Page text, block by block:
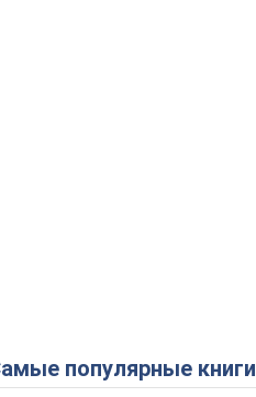
Самые популярные книги